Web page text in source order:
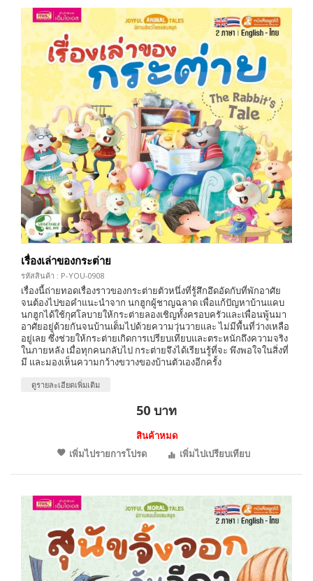
เรื่องเล่าของกระต่าย
รหัสสินค้า : P-YOU-0908
เรื่องนี้ถ่ายทอดเรื่องราวของกระต่ายตัวหนึ่งที่รู้สึกอึดอัดกับที่พักอาศัย
จนต้องไปขอคำแนะนำจาก นกฮูกผู้ชาญฉลาด เพื่อแก้ปัญหาบ้านแคบ
นกฮูกได้ใช้กุศโลบายให้กระต่ายลองเชิญทั้งครอบครัวและเพื่อนพู้นมา
อาศัยอยู่ด้วยกันจนบ้านเต็มไปด้วยความวุ่นวายและ ไม่มีพื้นที่ว่างเหลือ
อยู่เลย ซึ่งช่วยให้กระต่ายเกิดการเปรียบเทียบและตระหนักถึงความจริง
ในภายหลัง เมื่อทุกคนกลับไป กระต่ายจึงได้เรียนรู้ที่จะ พึงพอใจในสิ่งที่
มี และมองเห็นความกว้างขวางของบ้านตัวเองอีกครั้ง
ดูรายละเอียดเพิ่มเติม
50 บาท
สินค้าหมด
เพิ่มไปรายการโปรด
เพิ่มไปเปรียบเทียบ